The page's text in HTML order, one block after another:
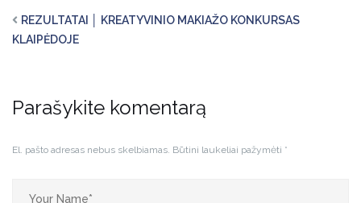
REZULTATAI │ KREATYVINIO MAKIAŽO KONKURSAS
KLAIPĖDOJE
Parašykite komentarą
El. pašto adresas nebus skelbiamas. Būtini laukeliai pažymėti *